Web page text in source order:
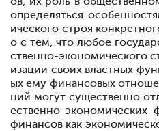
определяться
ического строя
о с тем, что любое
ственно-экономического
изации своих властных
ых ему финансовых
ний могут существенно
ественно-
финансов как